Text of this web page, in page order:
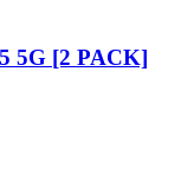
5G [2 PACK]